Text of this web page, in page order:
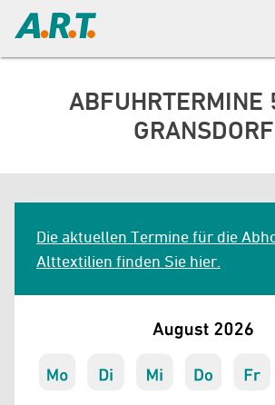
ABFUHRTERMINE
GRANSDORF
Die aktuellen Termine für die
Alttextilien finden Sie hier.